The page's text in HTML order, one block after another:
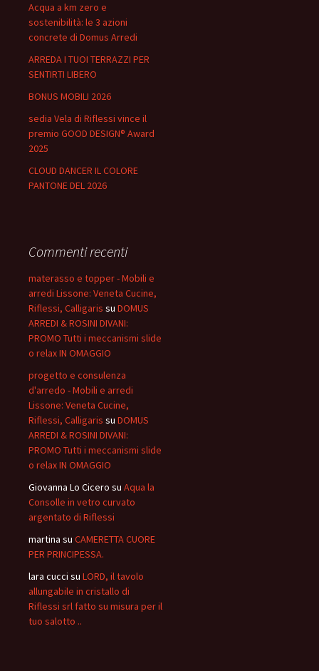
Acqua a km zero e
sostenibilità: le 3 azioni
concrete di Domus Arredi
ARREDA I TUOI TERRAZZI PER
SENTIRTI LIBERO
BONUS MOBILI 2026
sedia Vela di Riflessi vince il
premio GOOD DESIGN® Award
2025
CLOUD DANCER IL COLORE
PANTONE DEL 2026
Commenti recenti
materasso e topper - Mobili e
arredi Lissone: Veneta Cucine,
Riflessi, Calligaris su DOMUS
ARREDI & ROSINI DIVANI:
PROMO Tutti i meccanismi slide
o relax IN OMAGGIO
progetto e consulenza
d'arredo - Mobili e arredi
Lissone: Veneta Cucine,
Riflessi, Calligaris su DOMUS
ARREDI & ROSINI DIVANI:
PROMO Tutti i meccanismi slide
o relax IN OMAGGIO
Giovanna Lo Cicero su Aqua la
Consolle in vetro curvato
argentato di Riflessi
martina su CAMERETTA CUORE
PER PRINCIPESSA.
lara cucci su LORD, il tavolo
allungabile in cristallo di
Riflessi srl fatto su misura per il
tuo salotto ..